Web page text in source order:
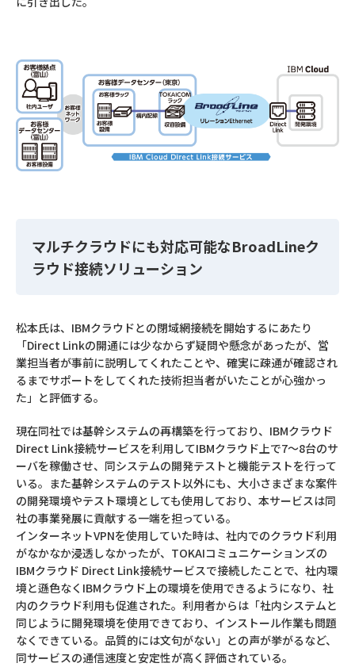
マルチクラウドにも対応可能なBroadLineク
ラウド接続ソリューション
松本氏は、IBMクラウドとの閉域網接続を開始するにあたり
「Direct Linkの開通には少なからず疑問や懸念があったが、営
業担当者が事前に説明してくれたことや、確実に疎通が確認され
るまでサポートをしてくれた技術担当者がいたことが心強かっ
た」と評価する。
現在同社では基幹システムの再構築を行っており、IBMクラウド
Direct Link接続サービスを利用してIBMクラウド上で7～8台のサ
ーバを稼働させ、同システムの開発テストと機能テストを行って
いる。また基幹システムのテスト以外にも、大小さまざまな案件
の開発環境やテスト環境としても使用しており、本サービスは同
社の事業発展に貢献する一端を担っている。
インターネットVPNを使用していた時は、社内でのクラウド利用
がなかなか浸透しなかったが、TOKAIコミュニケーションズの
IBMクラウド Direct Link接続サービスで接続したことで、社内環
境と遜色なくIBMクラウド上の環境を使用できるようになり、社
内のクラウド利用も促進された。利用者からは「社内システムと
同じように開発環境を使用できており、インストール作業も問題
なくできている。品質的には文句がない」との声が挙がるなど、
同サービスの通信速度と安定性が高く評価されている。